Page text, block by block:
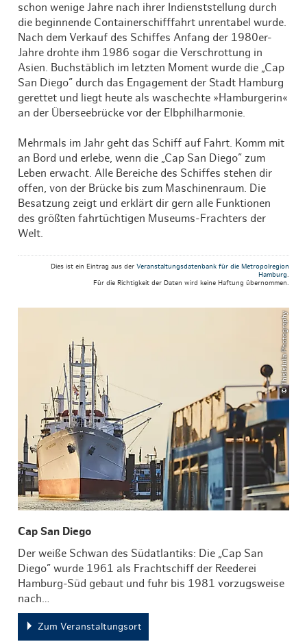
schon wenige Jahre nach ihrer Indienststellung durch
die beginnende Containerschifffahrt unrentabel wurde.
Nach dem Verkauf des Schiffes Anfang der 1980er-
Jahre drohte ihm 1986 sogar die Verschrottung in
Asien. Buchstäblich im letzten Moment wurde die „Cap
San Diego” durch das Engagement der Stadt Hamburg
gerettet und liegt heute als waschechte »Hamburgerin«
an der Überseebrücke vor der Elbphilharmonie.
Mehrmals im Jahr geht das Schiff auf Fahrt. Komm mit
an Bord und erlebe, wenn die „Cap San Diego” zum
Leben erwacht. Alle Bereiche des Schiffes stehen dir
offen, von der Brücke bis zum Maschinenraum. Die
Besatzung zeigt und erklärt dir gern alle Funktionen
des größten fahrtüchtigen Museums-Frachters der
Welt.
Dies ist ein Eintrag aus der Veranstaltungsdatenbank für die Metropolregion
Hamburg.
Für die Richtigkeit der Daten wird keine Haftung übernommen.
© ThisIsJulia Photography
Cap San Diego
Der weiße Schwan des Südatlantiks: Die „Cap San
Diego” wurde 1961 als Frachtschiff der Reederei
Hamburg-Süd gebaut und fuhr bis 1981 vorzugsweise
nach…
Zum Veranstaltungsort